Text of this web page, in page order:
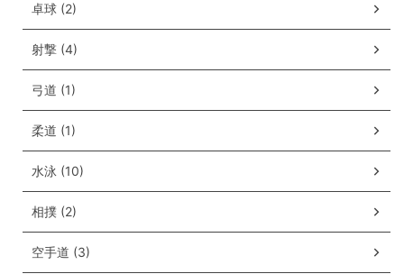
卓球 (2)
射撃 (4)
弓道 (1)
柔道 (1)
水泳 (10)
相撲 (2)
空手道 (3)